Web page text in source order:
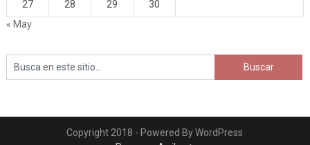
27 28 29
30
« May
Copyright 2018 - Powered By WordPress